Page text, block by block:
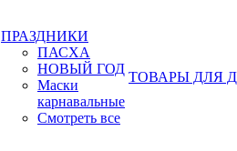
ПРАЗДНИКИ
ПАСХА
НОВЫЙ ГОД
Маски
карнавальные
Смотреть все
ТОВАРЫ ДЛЯ